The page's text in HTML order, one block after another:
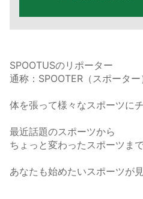
SPOOTUSのリポーター
通称：SPOOTER（スポータ
体を張って様々なスポーツに
最近話題のスポーツから
ちょっと変わったスポーツまで
あなたも始めたいスポーツが